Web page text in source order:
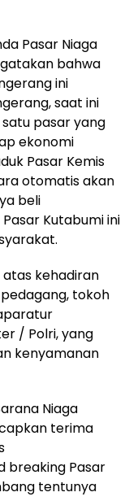
Pasar Niaga
bahwa
ini
saat ini
pasar yang
ekonomi
Pasar Kemis
otomatis akan
beli
Kutabumi ini
atas kehadiran
tokoh
/ Polri, yang
kenyamanan
Niaga
terima
breaking Pasar
tentunya